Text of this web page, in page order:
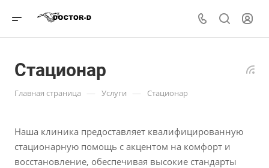
Стационар
Главная страница — Услуги — Стационар
Наша клиника предоставляет квалифицированную
стационарную помощь с акцентом на комфорт и
восстановление, обеспечивая высокие стандарты